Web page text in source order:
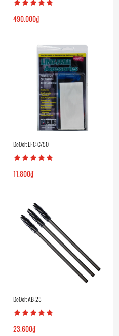
490.000₫
DeOxit LFC-C/50
11.800₫
DeOxit AB-25
23.600₫